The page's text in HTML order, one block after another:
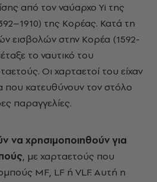
από τον ναύαρχο Yi της
της Κορέας. Κατά τη
εισβολών στην Κορέα (1592-
το ναυτικό του
Οι χαρταετοί του είχαν
που κατευθύνουν τον στόλο
παραγγελίες.
να χρησιμοποιηθούν για
, με χαρταετούς που
MF, LF ή VLF. Αυτή η